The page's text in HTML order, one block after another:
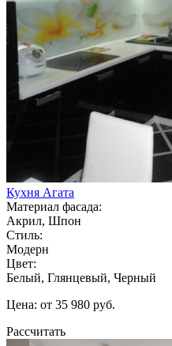
Кухня Агата
Материал фасада:
Акрил, Шпон
Стиль:
Модерн
Цвет:
Белый, Глянцевый, Черный
Цена: от 35 980 руб.
Рассчитать